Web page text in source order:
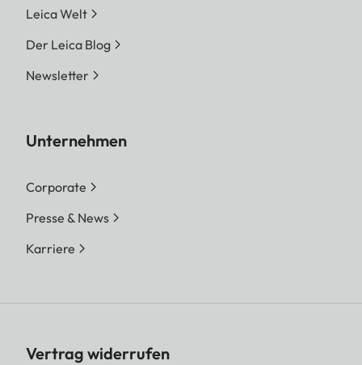
Leica Welt
Der Leica Blog
Newsletter
Unternehmen
Corporate
Presse & News
Karriere
Vertrag widerrufen